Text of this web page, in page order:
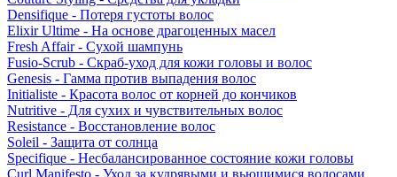
Densifique - Потеря густоты волос
Elixir Ultime - На основе драгоценных масел
Fresh Affair - Сухой шампунь
Fusio-Scrub - Скраб-уход для кожи головы и волос
Genesis - Гамма против выпадения волос
Initialiste - Красота волос от корней до кончиков
Nutritive - Для сухих и чувствительных волос
Resistance - Восстановление волос
Soleil - Защита от солнца
Specifique - Несбалансированное состояние кожи головы
Curl Manifesto - Уход за кудрявыми и вьющимися волосами